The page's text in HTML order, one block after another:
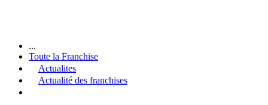
...
Toute la Franchise
Actualites
Actualité des franchises